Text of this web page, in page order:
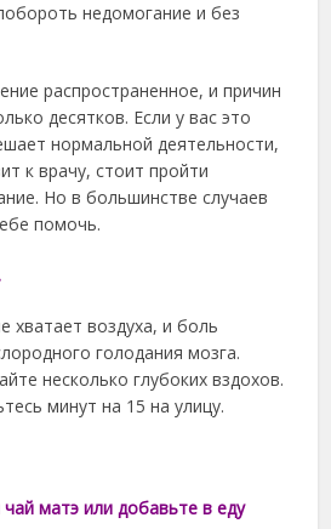
недомогание и без
распространенное, и причин
десятков. Если у вас это
нормальной деятельности,
к врачу, стоит пройти
Но в большинстве случаев
помочь.
хватает воздуха, и боль
голодания мозга.
несколько глубоких вздохов.
минут на 15 на улицу.
матэ или добавьте в еду